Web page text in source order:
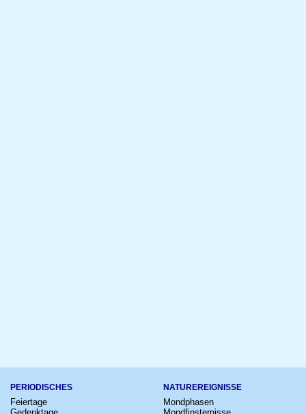
PERIODISCHES
Feiertage
NATUREREIGNISSE
Mondphasen